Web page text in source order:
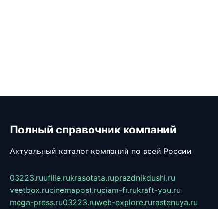
Полный справочник компаний
Актуальный каталог компаний по всей России
03223.ruufille.rukrasotata.ruprazdnikdushi.ru
veetbox.rucinemapost.ruciam-fr.rukraft-you.ru
mega-press.ru03223.ruweb-explore.rurastenuya.ru